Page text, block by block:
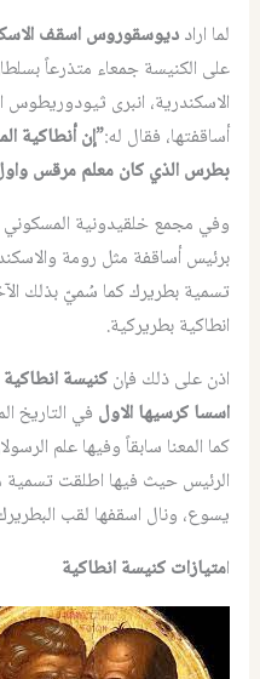
لما ارادديوسقوروس اسقف
على الكنيسة جمعاء متذرعاً
الاسكندرية، انبرى
أساقفتها، فقال له:”إن أنطاكية
بطرس الذي كان معلم مرقس
برئيس أساقفة مثل رومة
تسمية بطريرك كما سُميّ بذلك
انطاكية بطريركية.
اذن على ذلك فإنكنيسة
اسسا كرسيها الاول في التاريخ
كما المعنا سابقاً وفيها علم
الرئيس حيث فيها اطلقت تسمية
يسوع، ونال اسقفها لقب
امتيازات كنيسة انطاكية